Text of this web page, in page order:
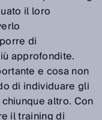
il loro
di
approfondite.
e cosa non
di individuare gli
altro. Con
il training di